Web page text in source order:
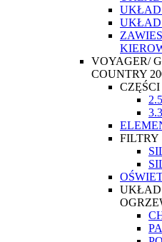
UKŁAD
VOYAGER/
COUNTRY
FILTRY
UKŁAD